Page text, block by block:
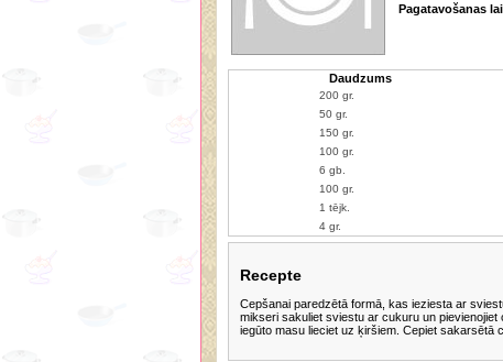
Pagatavošanas
Daudzums
Recepte
Cepšanai paredzētā formā, kas ieziesta ar
mikseri sakuliet sviestu ar cukuru un
iegūto masu lieciet uz ķiršiem. Cepiet sakarsētā